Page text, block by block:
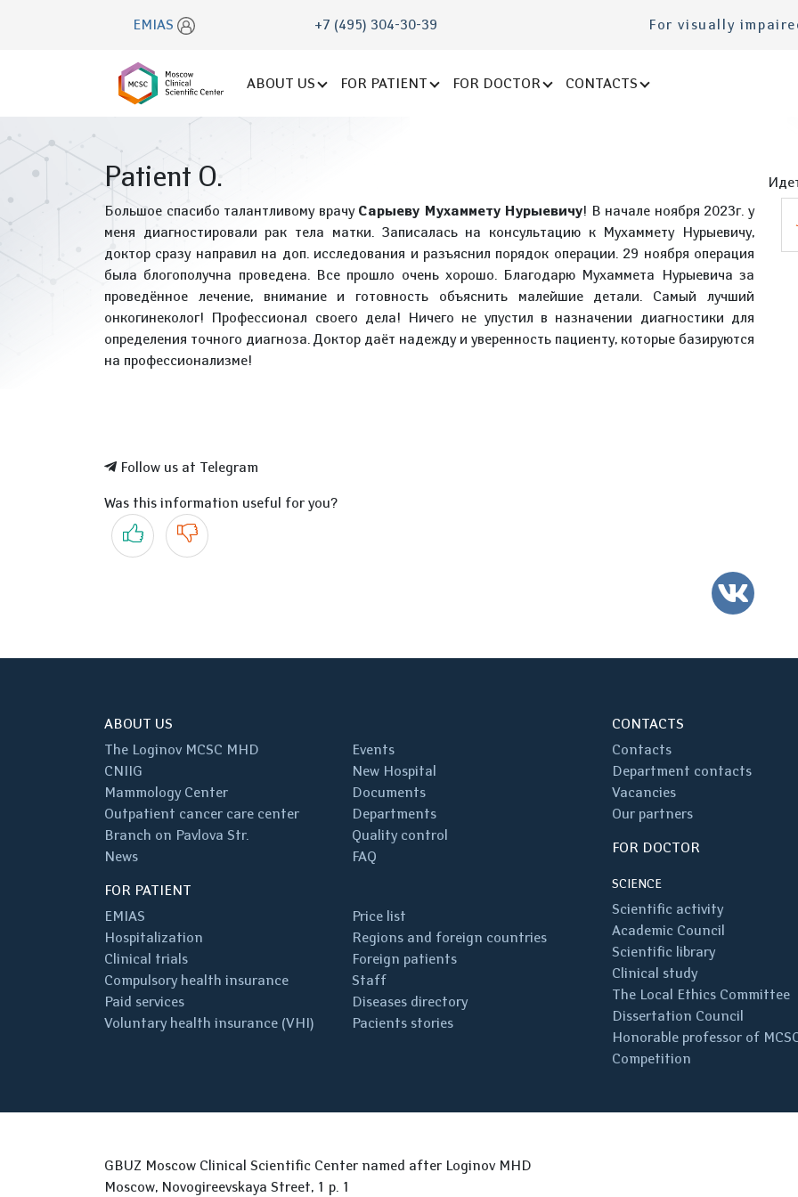
EMIAS +7 (495) 304-30-39 For visually
ABOUT US FOR PATIENT FOR DOCTOR CONTACTS
Patient O.
Большое спасибо талантливому врачу Сарыеву Мухаммету Нурыевичу! В начале ноября 2023г. у
меня диагностировали рак тела матки. Записалась на консультацию к Мухаммету Нурыевичу,
доктор сразу направил на доп. исследования и разъяснил порядок операции. 29 ноября операция
была блогополучна проведена. Все прошло очень хорошо. Благодарю Мухаммета Нурыевича за
проведённое лечение, внимание и готовность объяснить малейшие детали. Самый лучший
онкогинеколог! Профессионал своего дела! Ничего не упустил в назначении диагностики для
определения точного диагноза. Доктор даёт надежду и уверенность пациенту, которые базируются
на профессионализме!
Follow us at Telegram
Was this information useful for you?
Yes No
VK
ABOUT US
The Loginov MCSC MHD
CNIIG
Mammology Center
Outpatient cancer care center
Branch on Pavlova Str.
News
Events
New Hospital
Documents
Departments
Quality control
FAQ
FOR PATIENT
EMIAS
Hospitalization
Clinical trials
Compulsory health insurance
Paid services
Voluntary health insurance (VHI)
Price list
Regions and foreign countries
Foreign patients
Staff
Diseases directory
Pacients stories
CONTACTS
Contacts
Department contacts
Vacancies
Our partners
FOR DOCTOR
SCIENCE
Scientific activity
Academic Council
Scientific library
Clinical study
The Local Ethics Committee
Dissertation Council
Honorable professor of
Competition
GBUZ Moscow Clinical Scientific Center named after Loginov MHD
Moscow, Novogireevskaya Street, 1 p. 1